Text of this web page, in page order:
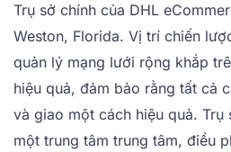
Trụ sở chính của DHL
Weston, Florida. Vị trí chiến
quản lý mạng lưới rộng khắp
hiệu quả, đảm bảo rằng tất cả
và giao một cách hiệu quả.
một trung tâm trung tâm, điều